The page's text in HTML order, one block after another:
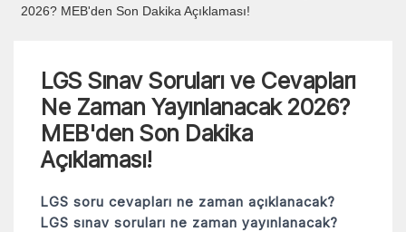
2026? MEB'den Son Dakika Açıklaması!
LGS Sınav Soruları ve Cevapları
Ne Zaman Yayınlanacak 2026?
MEB'den Son Dakika
Açıklaması!
LGS soru cevapları ne zaman açıklanacak?
LGS sınav soruları ne zaman yayınlanacak?